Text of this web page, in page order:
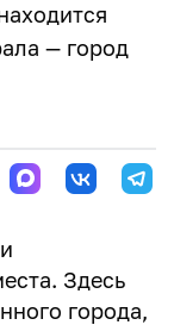
— город
Здесь
города,